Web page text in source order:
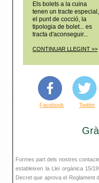
Els bolets a la cuina
tenen un tracte especial,
el punt de cocció, la
tipologia de bolet... es
tracta d'aconseguir...
CONTINUAR LLEGINT >>
Facebook Twitter
Formes part dels nostres
estableixen la Llei orgànica 15/
Decret que aprova el Reglament